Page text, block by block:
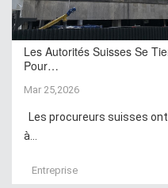
Les Autorités Suisses Se
Pour…
Mar 25,2026
Les procureurs suisses
à...
Entreprise